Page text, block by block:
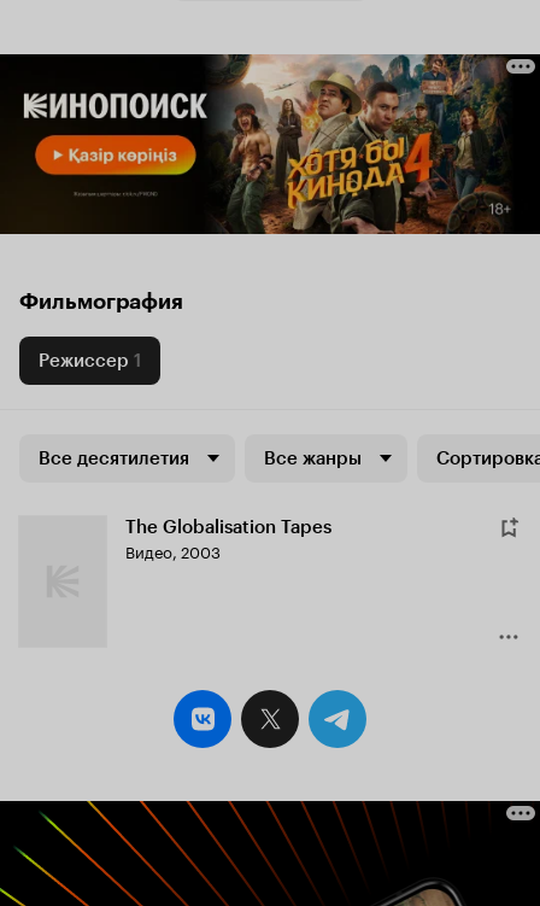
Фильмография
Режиссер 1
Все десятилетия Все жанры
The Globalisation Tapes
Видео, 2003